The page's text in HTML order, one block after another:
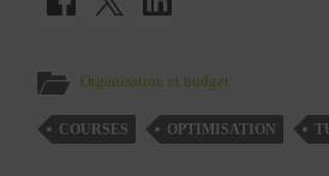
Organisation et budget
COURSES OPTIMISATION